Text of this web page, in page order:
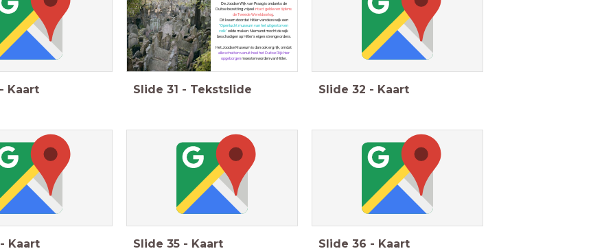
- Kaart
De Joodse Wijk van Praag is ondanks de
Duitse bezetting vrijwelintact gebleven tijdens
de Tweede Wereldoorlog
Dit kwam doordat Hitler van deze wijk een
"Openlucht museum van het uitgestorven
volk"wilde maken. Niemand mocht de wijk
beschadigen op Hitler's eigen strenge orders.
Het Joodse Museum is dan ook erg rijk, omdat
alle schatten vanuit heel het Duitse Rijk hier
opgeborgenmoesten worden van Hitler.
Slide 31 - Tekstslide Slide 32 - Kaart
- Kaart Slide 35 - Kaart Slide 36 - Kaart